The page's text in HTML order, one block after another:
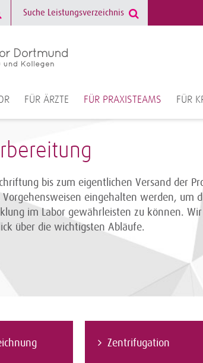
FÜR ÄRZTE FÜR PRAXISTEAMS FÜR
bis zum eigentlichen Versand der
eingehalten werden, um
im Labor gewährleisten zu können.
über die wichtigsten Abläufe.
Zentrifugation